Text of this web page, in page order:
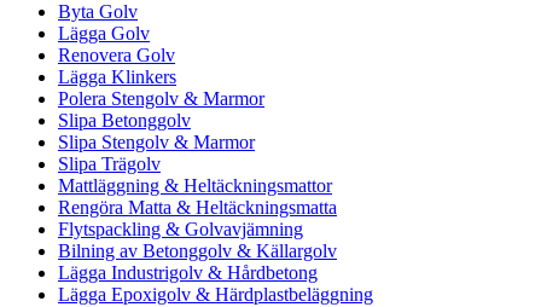
Byta Golv
Lägga Golv
Renovera Golv
Lägga Klinkers
Polera Stengolv & Marmor
Slipa Betonggolv
Slipa Stengolv & Marmor
Slipa Trägolv
Mattläggning & Heltäckningsmattor
Rengöra Matta & Heltäckningsmatta
Flytspackling & Golvavjämning
Bilning av Betonggolv & Källargolv
Lägga Industrigolv & Hårdbetong
Lägga Epoxigolv & Härdplastbeläggning